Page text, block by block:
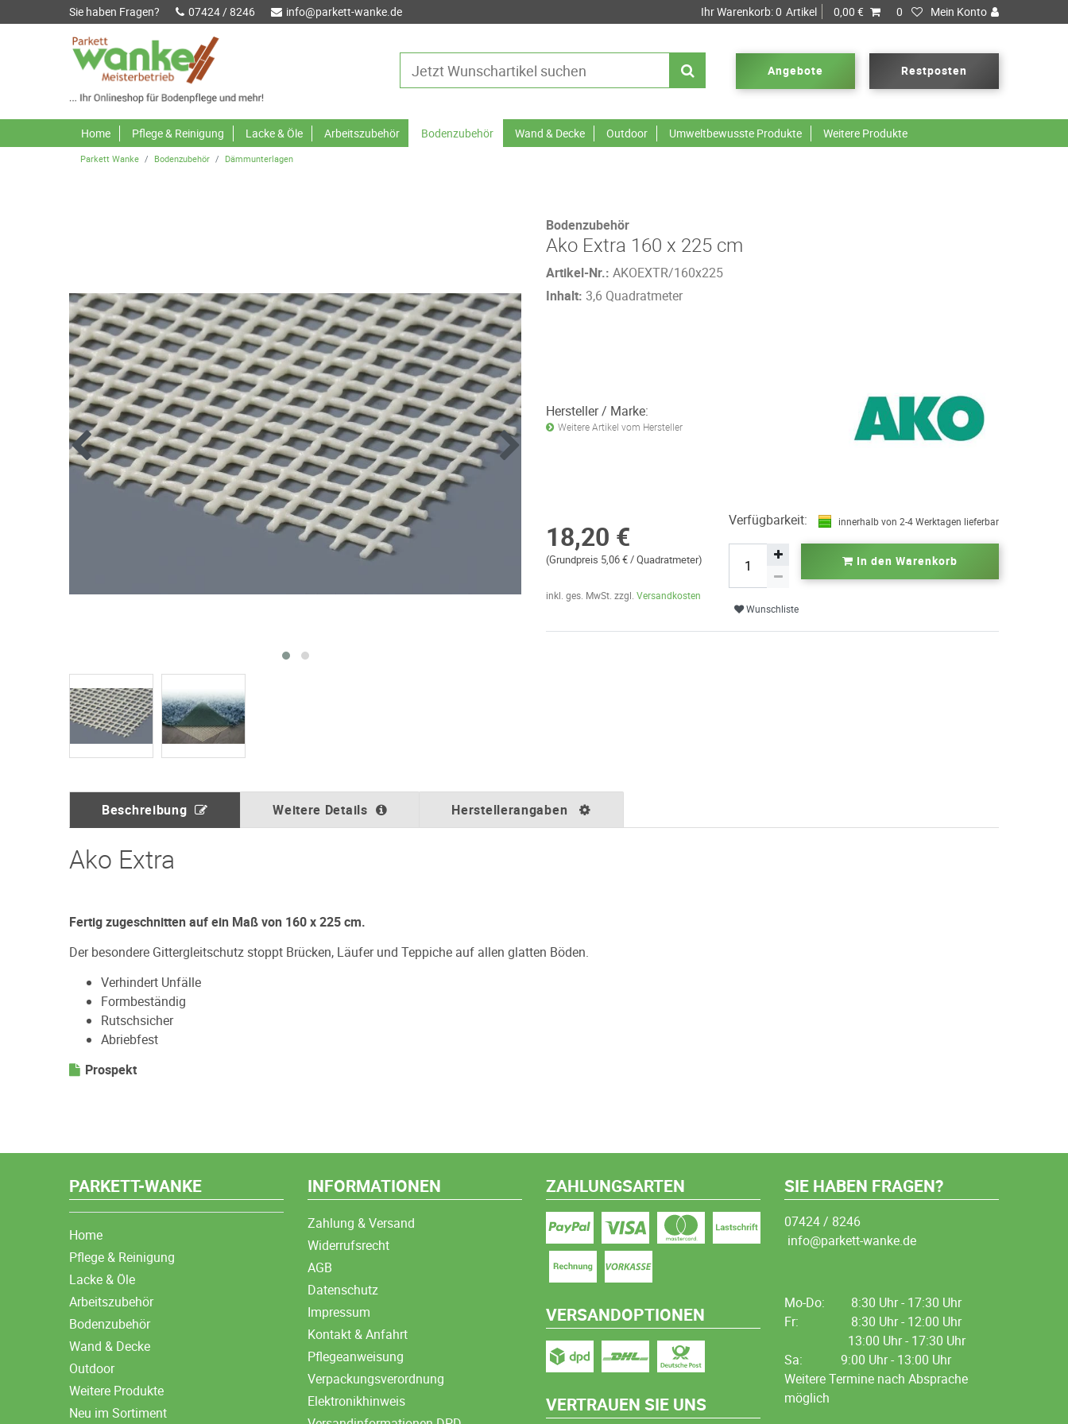
Sie haben Fragen? 07424 / 8246 info@parkett-wanke.de Mein Konto
0
Ihr Warenkorb:0 Artikel 0,00 €
Angebote Restposten
Home Pflege & Reinigung Lacke & Öle Arbeitszubehör Bodenzubehör Wand & Decke Outdoor Umweltbewusste Produkte Weitere Produkte
Parkett Wanke Bodenzubehör Dämmunterlagen
Bodenzubehör
Ako Extra 160 x 225 cm
Artikel-Nr.: AKOEXTR/160x225
Inhalt: 3,6 Quadratmeter
Hersteller / Marke:
Weitere Artikel vom Hersteller
18,20 €
(Grundpreis 5,06 € / Quadratmeter)
inkl. ges. MwSt. zzgl. Versandkosten
Verfügbarkeit: innerhalb von 2-4 Werktagen lieferbar
In den Warenkorb
Wunschliste
Beschreibung Weitere Details Herstellerangaben
Ako Extra
Fertig zugeschnitten auf ein Maß von 160 x 225 cm.
Der besondere Gittergleitschutz stoppt Brücken, Läufer und Teppiche auf allen glatten Böden.
Verhindert Unfälle
Formbeständig
Rutschsicher
Abriebfest
Prospekt
PARKETT-WANKE
Home
Pflege & Reinigung
Lacke & Öle
Arbeitszubehör
Bodenzubehör
Wand & Decke
Outdoor
Weitere Produkte
Neu im Sortiment
INFORMATIONEN
Zahlung & Versand
Widerrufsrecht
AGB
Datenschutz
Impressum
Kontakt & Anfahrt
Pflegeanweisung
Verpackungsverordnung
Elektronikhinweis
ZAHLUNGSARTEN
VERSANDOPTIONEN
VERTRAUEN SIE UNS
SIE HABEN FRAGEN?
07424 / 8246
info@parkett-wanke.de
Mo-Do:
8:30 Uhr - 17:30 Uhr
Fr:
8:30 Uhr - 12:00 Uhr
13:00 Uhr - 17:30 Uhr
Sa: 9:00 Uhr - 13:00 Uhr
Weitere Termine nach Absprache
möglich